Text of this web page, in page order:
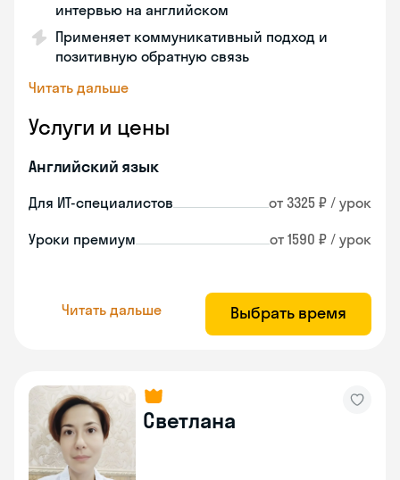
интервью на английском
Применяет коммуникативный подход и
позитивную обратную связь
Читать дальше
Услуги и цены
Английский язык
Для ИТ-специалистов от 3325 ₽ / урок
Уроки премиум от 1590 ₽ / урок
Читать дальше Выбрать время
Светлана